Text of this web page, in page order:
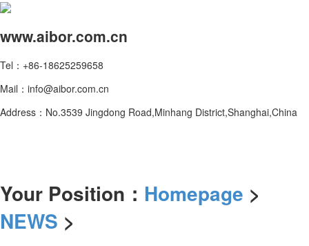
www.aibor.com.cn
Tel：+86-18625259658
Mail：info@aibor.com.cn
Address：No.3539 Jingdong Road,Minhang District,Shanghai,China
Your Position： Homepage >
NEWS >